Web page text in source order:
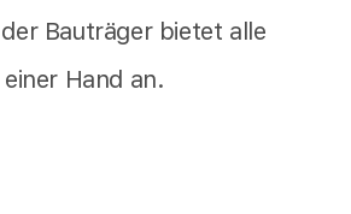
Bauträger bietet alle
Hand an.